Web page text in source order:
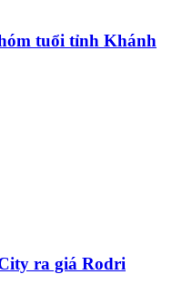
tuổi tỉnh Khánh
ra giá Rodri